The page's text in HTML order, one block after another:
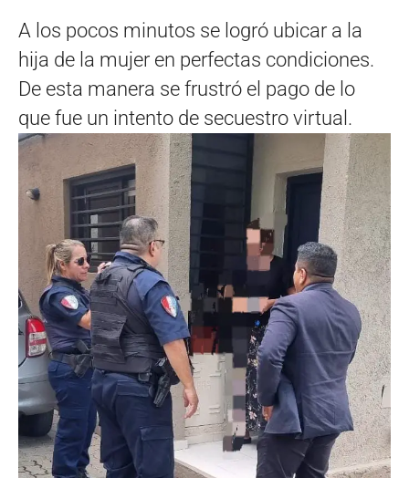
A los pocos minutos se logró ubicar a la
hija de la mujer en perfectas condiciones.
De esta manera se frustró el pago de lo
que fue un intento de secuestro virtual.